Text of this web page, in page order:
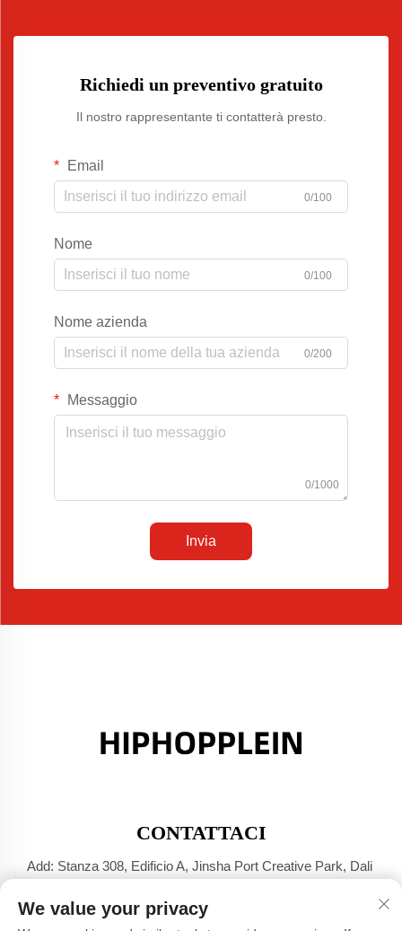
Richiedi un preventivo gratuito
Il nostro rappresentante ti contatterà presto.
Email
0/100
Nome
0/100
Nome azienda
0/200
Messaggio
0/1000
Invia
CONTATTACI
Add: Stanza 308, Edificio A, Jinsha Port Creative Park, Dali
Tel: +86-17304049586
We value your privacy